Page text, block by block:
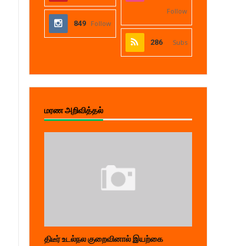
Follow
849 Follow
286 Subs
மரண அறிவித்தல்
திடீர் உடல்நல குறைவினால் இயற்கை